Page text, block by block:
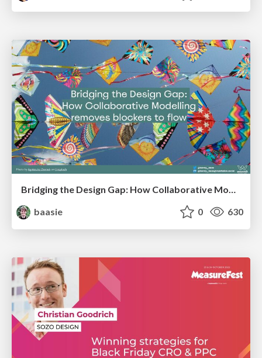
Bridging the Design Gap: How Collaborative Modelling removes blockers to flow between stakeholders and teams @FastFlow conf
baasie
0 630